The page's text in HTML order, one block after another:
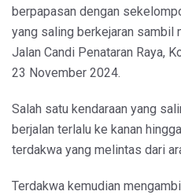
berpapasan dengan
yang saling berkejaran sambil
Jalan Candi Penataran Raya,
23 November 2024.
Salah satu kendaraan yang
berjalan terlalu ke kanan
terdakwa yang melintas dari
Terdakwa kemudian